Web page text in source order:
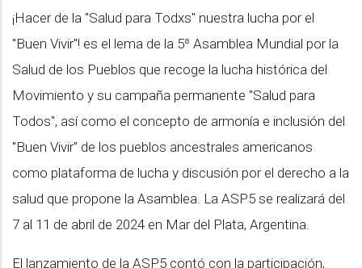
¡Hacer de la "Salud para Todxs" nuestra lucha por el
"Buen Vivir"! es el lema de la 5ª Asamblea Mundial por la
Salud de los Pueblos que recoge la lucha histórica del
Movimiento y su campaña permanente "Salud para
Todos", así como el concepto de armonía e inclusión del
"Buen Vivir" de los pueblos ancestrales americanos
como plataforma de lucha y discusión por el derecho a la
salud que propone la Asamblea. La ASP5 se realizará del
7 al 11 de abril de 2024 en Mar del Plata, Argentina.
El lanzamiento de la ASP5 contó con la participación,